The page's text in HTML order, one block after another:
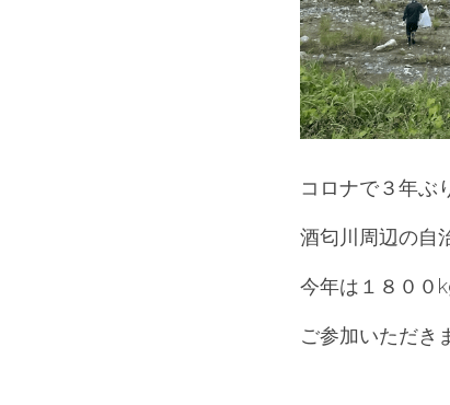
コロナで３年ぶ
酒匂川周辺の自
今年は１８００
ご参加いただき